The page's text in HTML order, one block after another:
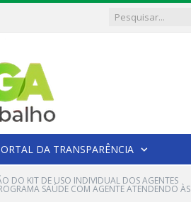
DA TRANSPARÊNCIA
DO KIT DE USO INDIVIDUAL DOS AGENTES
SAÚDE COM AGENTE ATENDENDO ÀS